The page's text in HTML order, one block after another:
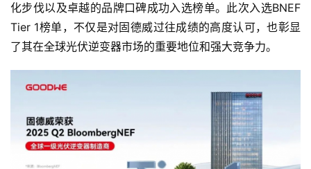
化步伐以及卓越的品牌口碑成功入选榜单。此次入选BNEF
Tier 1榜单，不仅是对固德威过往成绩的高度认可，也彰显
了其在全球光伏逆变器市场的重要地位和强大竞争力。